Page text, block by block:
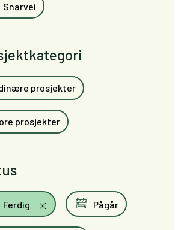
Snarvei
prosjekter
prosjekter
Ferdig Pågår